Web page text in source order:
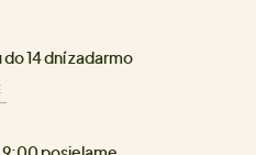
14 dní zadarmo